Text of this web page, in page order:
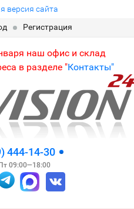
версия сайта
Регистрация
наш офис и склад
в разделе "Контакты"
444-14-30
09:00—18:00